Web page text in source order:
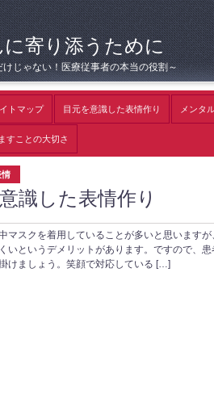
寄り添うために
じゃない！医療従事者の本当の役割～
トマップ 目元を意識した表情作り メンタ
すことの大切さ
識した表情作り
マスクを着用していることが多いと思います
いというデメリットがあります。ですので、
けましょう。笑顔で対応している […]